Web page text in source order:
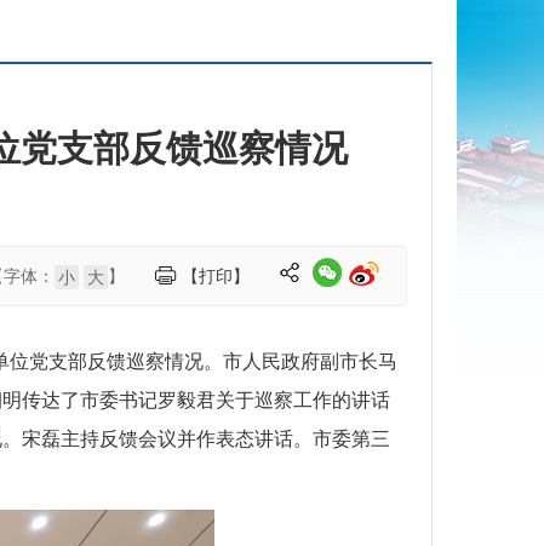
党支部反馈巡察情况
【打印】
字体： 小 大 】
党支部反馈巡察情况。市人民政府副市长马
传达了市委书记罗毅君关于巡察工作的讲话
宋磊主持反馈会议并作表态讲话。市委第三